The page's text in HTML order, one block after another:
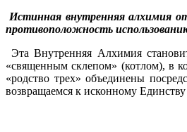
Истинная внутренняя алхимия
противоположность
Эта Внутренняя Алхимия
«священным склепом» (котлом), в
«родство трех» объединены
возвращаемся к исконному